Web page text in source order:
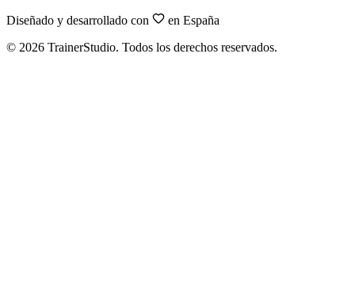
Diseñado y desarrollado con
en España
© 2026 TrainerStudio. Todos los derechos reservados.